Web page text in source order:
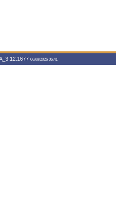
06/08/2026 06:41